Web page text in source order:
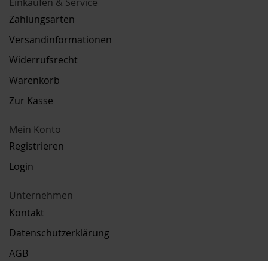
Einkaufen & Service
Zahlungsarten
Versandinformationen
Widerrufsrecht
Warenkorb
Zur Kasse
Mein Konto
Registrieren
Login
Unternehmen
Kontakt
Datenschutzerklärung
AGB